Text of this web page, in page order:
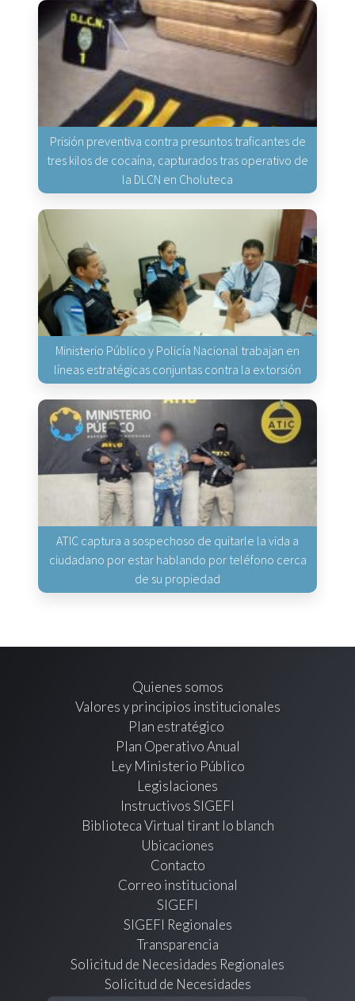
Prisión preventiva contra presuntos traficantes de
tres kilos de cocaína, capturados tras operativo de
la DLCN en Choluteca
Ministerio Público y Policía Nacional trabajan en
líneas estratégicas conjuntas contra la extorsión
ATIC captura a sospechoso de quitarle la vida a
ciudadano por estar hablando por teléfono cerca
de su propiedad
Quienes somos
Valores y principios institucionales
Plan estratégico
Plan Operativo Anual
Ley Ministerio Público
Legislaciones
Instructivos SIGEFI
Biblioteca Virtual tirant lo blanch
Ubicaciones
Contacto
Correo institucional
SIGEFI
SIGEFI Regionales
Transparencia
Solicitud de Necesidades Regionales
Solicitud de Necesidades